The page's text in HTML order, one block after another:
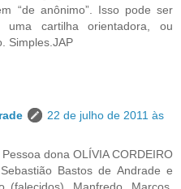
“de anônimo”. Isso pode ser
cartilha orientadora, ou
Simples.JAP
22 de julho de 2011 às
dona OLÍVIA CORDEIRO
Bastos de Andrade e